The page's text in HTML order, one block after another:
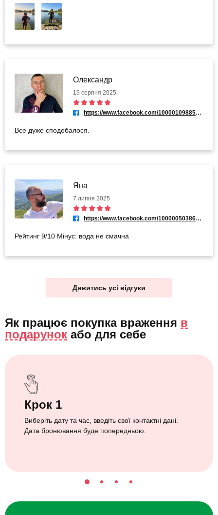
Олександр
19 серпня 2025
https://www.facebook.com/100001098857027
Все дуже сподобалося.
Яна
7 липня 2025
https://www.facebook.com/100000503866216
Рейтинг 9/10 Мінус: вода не смачна
Дивитись усі відгуки
Як працює покупка враження в
подарунок або для себе
Крок 1
Виберіть дату та час, введіть свої контактні дані.
Дата бронювання буде попередньою.